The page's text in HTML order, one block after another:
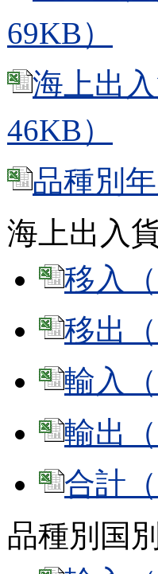
69KB）
海上出
46KB）
品種別
海上出入
移入
移出
輸入
輸出
合計
品種別国